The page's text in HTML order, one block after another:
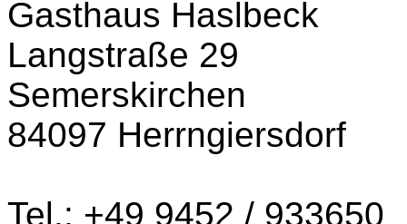
Gasthaus Haslbeck
Langstraße 29
Semerskirchen
84097 Herrngiersdorf
Tel.: +49 9452 / 933650